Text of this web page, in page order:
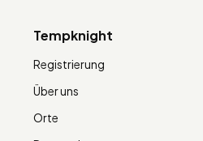
Tempknight
Registrierung
Über uns
Orte